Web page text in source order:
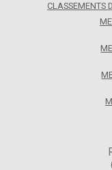
CLASSEMENTS